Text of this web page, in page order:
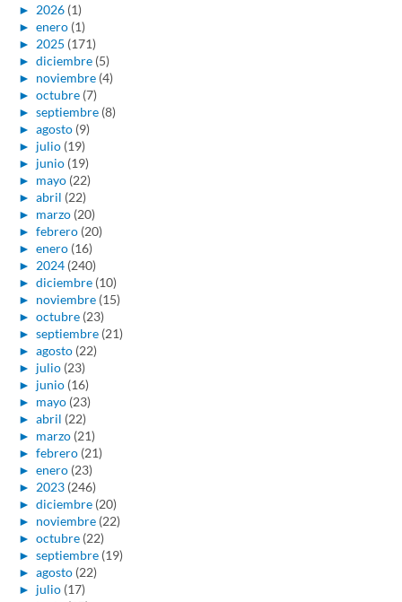
► 2026 (1)
► enero (1)
► 2025 (171)
► diciembre (5)
► noviembre (4)
► octubre (7)
► septiembre (8)
► agosto (9)
► julio (19)
► junio (19)
► mayo (22)
► abril (22)
► marzo (20)
► febrero (20)
► enero (16)
► 2024 (240)
► diciembre (10)
► noviembre (15)
► octubre (23)
► septiembre (21)
► agosto (22)
► julio (23)
► junio (16)
► mayo (23)
► abril (22)
► marzo (21)
► febrero (21)
► enero (23)
► 2023 (246)
► diciembre (20)
► noviembre (22)
► octubre (22)
► septiembre (19)
► agosto (22)
► julio (17)